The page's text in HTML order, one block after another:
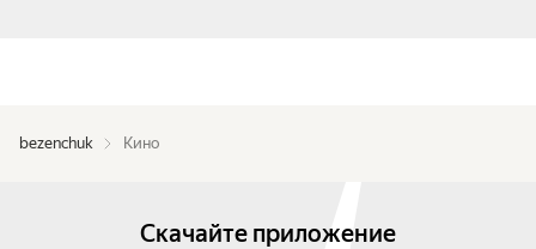
bezenchuk Кино
Скачайте приложение